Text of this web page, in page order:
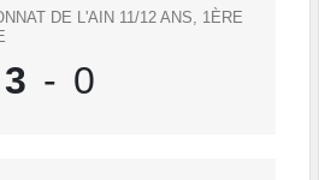
DE L'AIN 11/12 ANS, 1ÈRE
3 - 0